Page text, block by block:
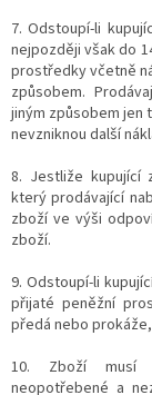
7. Odstoupí-li
nejpozději však do
prostředky včetně
způsobem.
jiným způsobem jen
nevzniknou další
8. Jestliže kupující
který prodávající
zboží ve výši
zboží.
9. Odstoupí-li
přijaté peněžní
předá nebo
10. Zboží musí
neopotřebené a